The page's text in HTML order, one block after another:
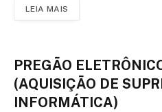
LEIA MAIS
PREGÃO
(AQUISIÇÃO DE
INFORMÁTICA)